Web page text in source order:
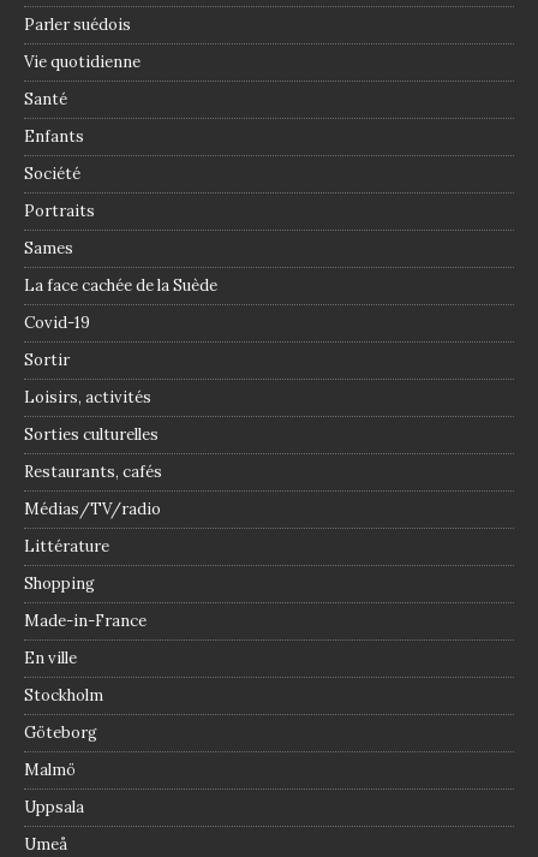
Parler suédois
Vie quotidienne
Santé
Enfants
Société
Portraits
Sames
La face cachée de la Suède
Covid-19
Sortir
Loisirs, activités
Sorties culturelles
Restaurants, cafés
Médias/TV/radio
Littérature
Shopping
Made-in-France
En ville
Stockholm
Göteborg
Malmö
Uppsala
Umeå